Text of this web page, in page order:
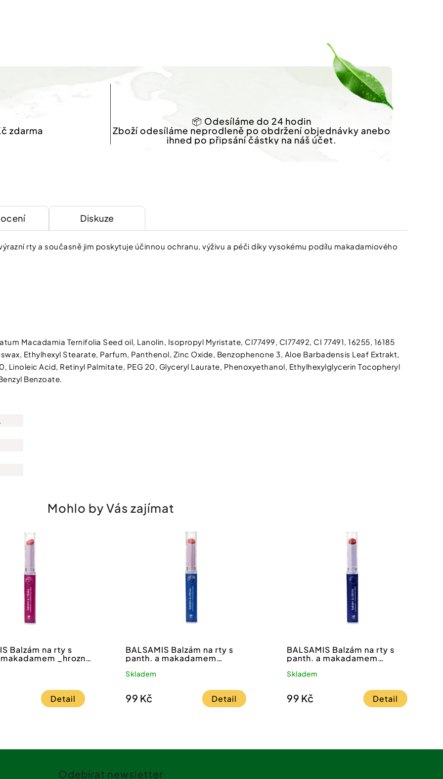
zdarma
📦 Odesíláme do 24 hodin
Zboží odesíláme neprodleně po obdržení objednávky anebo
ihned po připsání částky na náš účet.
Diskuze
rty a současně jim poskytuje účinnou ochranu, výživu a péči díky vysokému podílu makadamiového
Macadamia Ternifolia Seed oil, Lanolin, Isopropyl Myristate, CI77499, CI77492, CI 77491, 16255, 16185
Ethylhexyl Stearate, Parfum, Panthenol, Zinc Oxide, Benzophenone 3, Aloe Barbadensis Leaf Extrakt,
Acid, Retinyl Palmitate, PEG 20, Glyceryl Laurate, Phenoxyethanol, Ethylhexylglycerin Tocopheryl
Benzoate.
Mohlo by Vás zajímat
Balzám na rty s
_hrozny
Detail
BALSAMIS Balzám na rty s
panth. a makadamem
Skladem
99 Kč Detail
BALSAMIS Balzám na rty s
panth. a makadamem
Skladem
99 Kč Detail
Odebírat newsletter